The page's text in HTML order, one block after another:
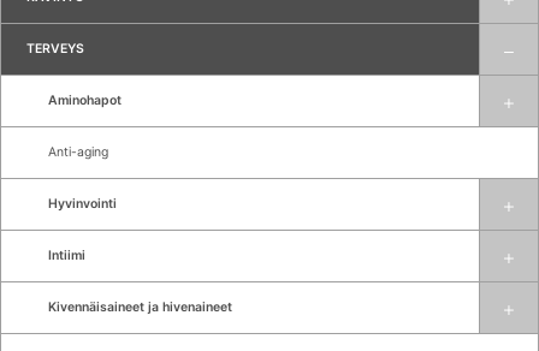
TERVEYS
Aminohapot
Anti-aging
Hyvinvointi
Intiimi
Kivennäisaineet ja hivenaineet